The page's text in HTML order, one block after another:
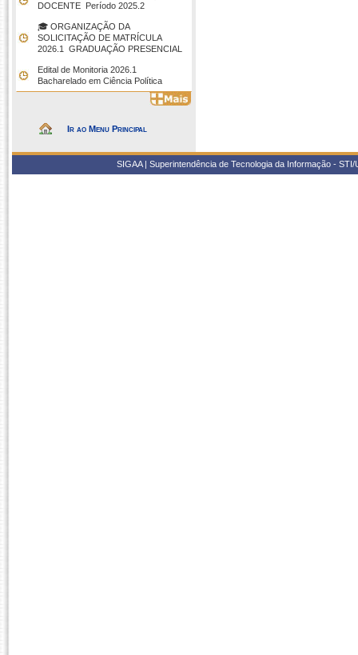
DOCENTE  Período 2025.2
🎓 ORGANIZAÇÃO DA
SOLICITAÇÃO DE MATRÍCULA
2026.1  GRADUAÇÃO PRESENCIAL
Edital de Monitoria 2026.1 
Bacharelado em Ciência Política
Ir ao Menu Principal
SIGAA | Superintendência de Tecnologia da Informação -